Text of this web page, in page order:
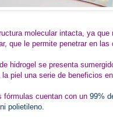
molecular intacta, ya
que le permite penetrar en
hidrogel se presenta
la piel una serie de beneficios
fórmulas cuentan con un 99%
polietileno.